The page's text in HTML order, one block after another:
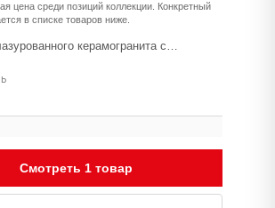
цена среди позиций коллекции. Конкретный
в списке товаров ниже.
керамогранита с
на брутальный внешний вид,
из этой коллекции с легкостью
уютную атмосферу с налетом
и шика. Дизайн коллекции ГАБРИЭЛЛА
гранитную крошку светлых тонов
заднего плана. Матовая
применять его в разных зонах
Смотреть 1 товар